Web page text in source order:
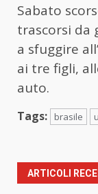
Sabato
trascorsi da
a sfuggire
ai tre figli,
auto.
Tags: brasile
ARTICOLI